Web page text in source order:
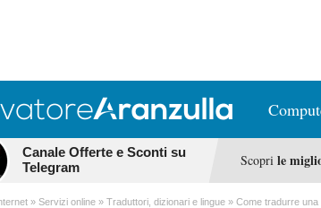
Canale Offerte e Sconti su
Telegram
Scopri le
Servizi online Traduttori, dizionari e lingue Come tradurre una